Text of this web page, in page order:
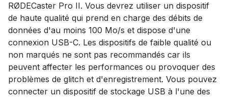
RØDECaster Pro II. Vous devrez utiliser un dispositif
de haute qualité qui prend en charge des débits de
données d'au moins 100 Mo/s et dispose d'une
connexion USB-C. Les dispositifs de faible qualité ou
non marqués ne sont pas recommandés car ils
peuvent affecter les performances ou provoquer des
problèmes de glitch et d'enregistrement. Vous pouvez
connecter un dispositif de stockage USB à l'une des